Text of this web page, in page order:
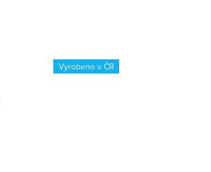
Vyrobeno v ČR